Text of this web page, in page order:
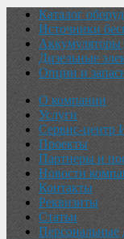
Каталог
Источники
Дизельные
Опции и
О компании
Услуги
Сервис-центр
Проекты
Партнеры и
Новости
Контакты
Реквизиты
Статьи
Персональные